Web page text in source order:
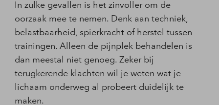
In zulke gevallen is het zinvoller om de
oorzaak mee te nemen. Denk aan techniek,
belastbaarheid, spierkracht of herstel tussen
trainingen. Alleen de pijnplek behandelen is
dan meestal niet genoeg. Zeker bij
terugkerende klachten wil je weten wat je
lichaam onderweg al probeert duidelijk te
maken.